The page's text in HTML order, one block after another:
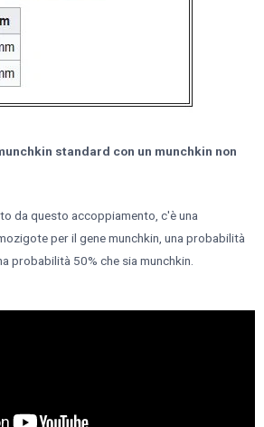
standard con un munchkin non
da questo accoppiamento, c'è una
per il gene munchkin, una probabilità
probabilità 50% che sia munchkin.